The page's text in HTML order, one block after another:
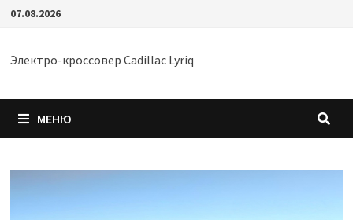
Перейти
содержимому
07.08.2026
Электро-кроссовер Cadillac Lyriq
МЕНЮ